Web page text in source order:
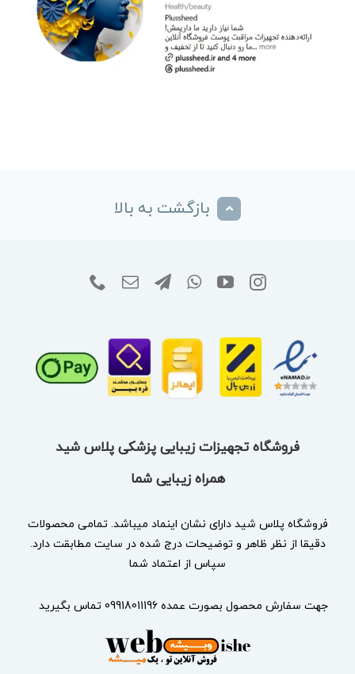
بازگشت به بالا
فروشگاه تجهیزات زیبایی پزشکی پلاس شید
همراه زیبایی شما
فروشگاه پلاس شید دارای نشان اینماد میباشد. تمامی محصولات
دقیقا از نظر ظاهر و توضیحات درج شده در سایت مطابقت دارد.
سپاس از اعتماد شما
جهت سفارش محصول بصورت عمده 09918011196 تماس بگیرید